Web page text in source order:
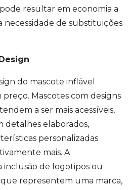
resultar em economia a
necessidade de substituições
do mascote inflável
Mascotes com designs
a ser mais acessíveis,
detalhes elaborados,
personalizadas
mais. A
inclusão de logotipos ou
representem uma marca,